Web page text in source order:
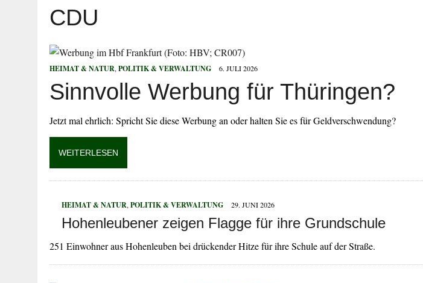
29. JULI 2026
27. JULI 2026 | WIDERSTAND GEGEN VOLLSTRECKUNGSBEAMTE
27. JULI 2026 | EINBRUCH IN ERLEBNISBAD
27. JULI 2026 | MANN BEGEHT MEHRFACH STRAFTATEN
CDU
HEIMAT & NATUR, POLITIK & VERWALTUNG 6. JULI 2026
Sinnvolle Werbung für Thüringen?
Jetzt mal ehrlich: Spricht Sie diese Werbung an oder halten Sie es für Geldverschwendung?
WEITERLESEN
HEIMAT & NATUR, POLITIK & VERWALTUNG 29. JUNI 2026
Hohenleubener zeigen Flagge für ihre Grundschule
251 Einwohner aus Hohenleuben bei drückender Hitze für ihre Schule auf der Straße.